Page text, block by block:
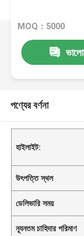
MOQ：5000
পণ্যের বর্ণনা
হাইলাইট:
উৎপত্তি স্থল
ডেলিভারি সময়
ন্যূনতম চাহিদার পরিমাণ